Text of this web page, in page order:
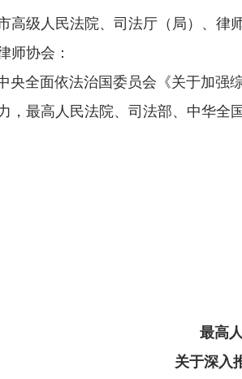
高级人民法院、司法厅（局）、律
师协会：
全面依法治国委员会《关于加强
，最高人民法院、司法部、中华
最高
关于深入